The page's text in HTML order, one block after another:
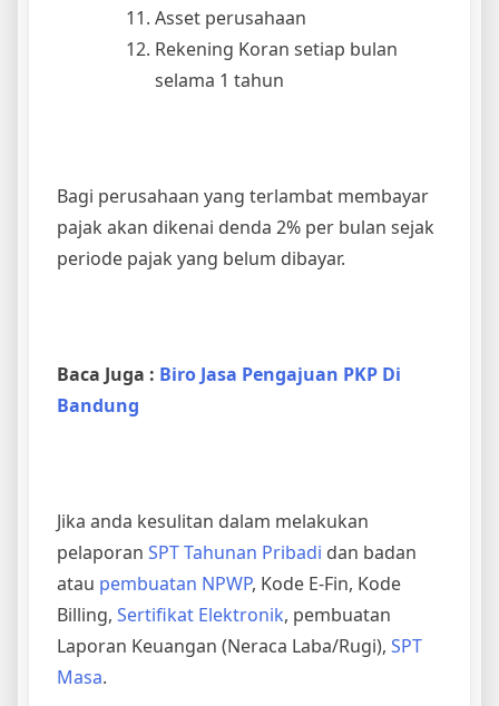
Asset perusahaan
Rekening Koran setiap bulan
selama 1 tahun
Bagi perusahaan yang terlambat membayar
pajak akan dikenai denda 2% per bulan sejak
periode pajak yang belum dibayar.
Baca Juga : Biro Jasa Pengajuan PKP Di
Bandung
Jika anda kesulitan dalam melakukan
pelaporan SPT Tahunan Pribadi dan badan
atau pembuatan NPWP, Kode E-Fin, Kode
Billing, Sertifikat Elektronik, pembuatan
Laporan Keuangan (Neraca Laba/Rugi), SPT
Masa.